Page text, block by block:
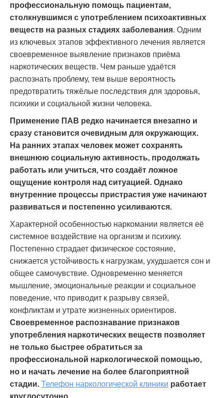
профессиональную помощь пациентам,
столкнувшимся с употреблением психоактивных
веществ на разных стадиях заболевания. Одним
из ключевых этапов эффективного лечения является
своевременное выявление признаков приёма
наркотических веществ. Чем раньше удаётся
распознать проблему, тем выше вероятность
предотвратить тяжёлые последствия для здоровья,
психики и социальной жизни человека.
Применение ПАВ редко начинается внезапно и
сразу становится очевидным для окружающих.
На ранних этапах человек может сохранять
внешнюю социальную активность, продолжать
работать или учиться, что создаёт ложное
ощущение контроля над ситуацией. Однако
внутренние процессы пристрастия уже начинают
развиваться и постепенно усиливаются.
Характерной особенностью наркомании является её
системное воздействие на организм и психику.
Постепенно страдает физическое состояние,
снижается устойчивость к нагрузкам, ухудшается сон и
общее самочувствие. Одновременно меняется
мышление, эмоциональные реакции и социальное
поведение, что приводит к разрыву связей,
конфликтам и утрате жизненных ориентиров.
Своевременное распознавание признаков
употребления наркотических веществ позволяет
не только быстрее обратиться за
профессиональной наркологической помощью,
но и начать лечение на более благоприятной
стадии. Телефон наркологической клиники работает
круглосуточно.